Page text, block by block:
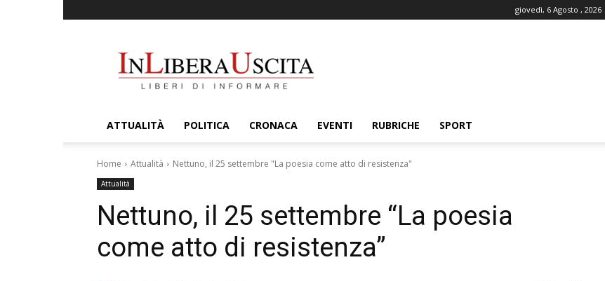
giovedì, 6 Agosto , 2026
ATTUALITÀ POLITICA CRONACA EVENTI RUBRICHE SPORT
Home Attualità Nettuno, il 25 settembre "La poesia come atto di resistenza"
Attualità
Nettuno, il 25 settembre “La poesia
come atto di resistenza”